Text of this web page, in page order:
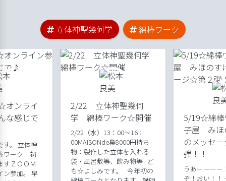
立体神聖幾何学 綿棒ワーク
オンライ
な感じで
。 立体神
ワーク 初
すＺＯＯＭ
参加。 早
2/22 立体神聖幾何
学 綿棒ワーク☆開催
2/22（水）13：00～16：
00MAISONde梟8000円持ち
物：製作した立体を入れる
袋・風呂敷等、飲み物等 ど
も☆よしみです。 今年初の
5/19☆綿
子屋 みほ
のメッセ
弾！！
うあーーーー
ぞ！おい！！